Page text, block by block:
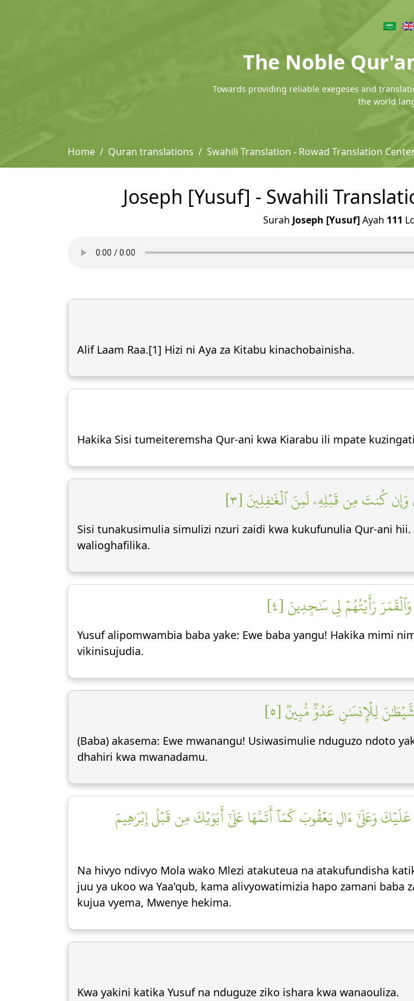
The Noble
Towards providing reliable exegeses and
the world
Home Quran translations Swahili Translation - Rowad Translation
Joseph [Yusuf] - Swahili
Surah Joseph [Yusuf]Ayah 111
Alif Laam Raa.[1] Hizi ni Aya za Kitabu kinachobainisha.
Hakika Sisi tumeiteremsha Qur-ani kwa Kiarabu ili mpate
كُنتَ مِن قَبۡلِهِۦ لَمِنَ ٱلۡغَٰفِلِينَ [٣]
Sisi tunakusimulia simulizi nzuri zaidi kwa kukufunulia Qur-ani
walioghafilika.
رَأَيۡتُهُمۡ لِي سَٰجِدِينَ [٤]
Yusuf alipomwambia baba yake: Ewe baba yangu! Hakika mimi
vikinisujudia.
لِلۡإِنسَٰنِ عَدُوّٞ مُّبِينٞ [٥]
(Baba) akasema: Ewe mwanangu! Usiwasimulie nduguzo ndoto
dhahiri kwa mwanadamu.
وَعَلَىٰٓ ءَالِ يَعۡقُوبَ كَمَآ أَتَمَّهَا عَلَىٰٓ أَبَوَيۡكَ مِن قَبۡلُ إِبۡرَٰهِيمَ
Na hivyo ndivyo Mola wako Mlezi atakuteua na atakufundisha
juu ya ukoo wa Yaa'qub, kama alivyowatimizia hapo zamani
kujua vyema, Mwenye hekima.
Kwa yakini katika Yusuf na nduguze ziko ishara kwa wanaouliza.